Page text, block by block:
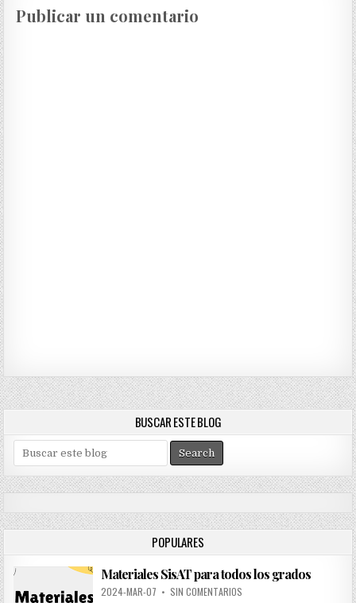
Publicar un comentario
BUSCAR ESTE BLOG
e
a
r
h
o
r
:
POPULARES
Materiales SisAT para todos los grados
2024-MAR-07 • SIN COMENTARIOS